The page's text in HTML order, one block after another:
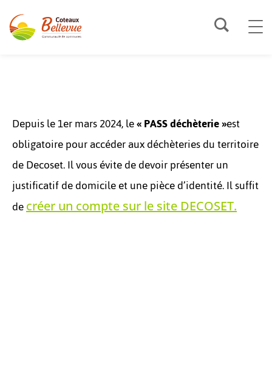
VIVRE
Depuis le 1er mars 2024, le« PASS déchèterie »est
obligatoire pour accéder aux déchèteries du territoire
de Decoset. Il vous évite de devoir présenter un
justificatif de domicile et une pièce d’identité. Il suffit
decréer un compte sur le site DECOSET.